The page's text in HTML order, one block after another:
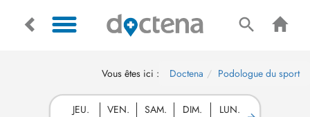
Vous êtes ici : Doctena Podologue du sport
JEU. VEN. SAM. DIM. LUN.